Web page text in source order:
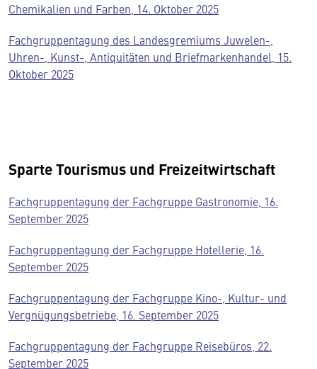
Chemikalien und Farben, 14. Oktober 2025
Fachgruppentagung des Landesgremiums Juwelen-,
Uhren-, Kunst-, Antiquitäten und Briefmarkenhandel, 15.
Oktober 2025
Sparte Tourismus und Freizeitwirtschaft
Fachgruppentagung der Fachgruppe Gastronomie, 16.
September 2025
Fachgruppentagung der Fachgruppe Hotellerie, 16.
September 2025
Fachgruppentagung der Fachgruppe Kino-, Kultur- und
Vergnügungsbetriebe, 16. September 2025
Fachgruppentagung der Fachgruppe Reisebüros, 22.
September 2025